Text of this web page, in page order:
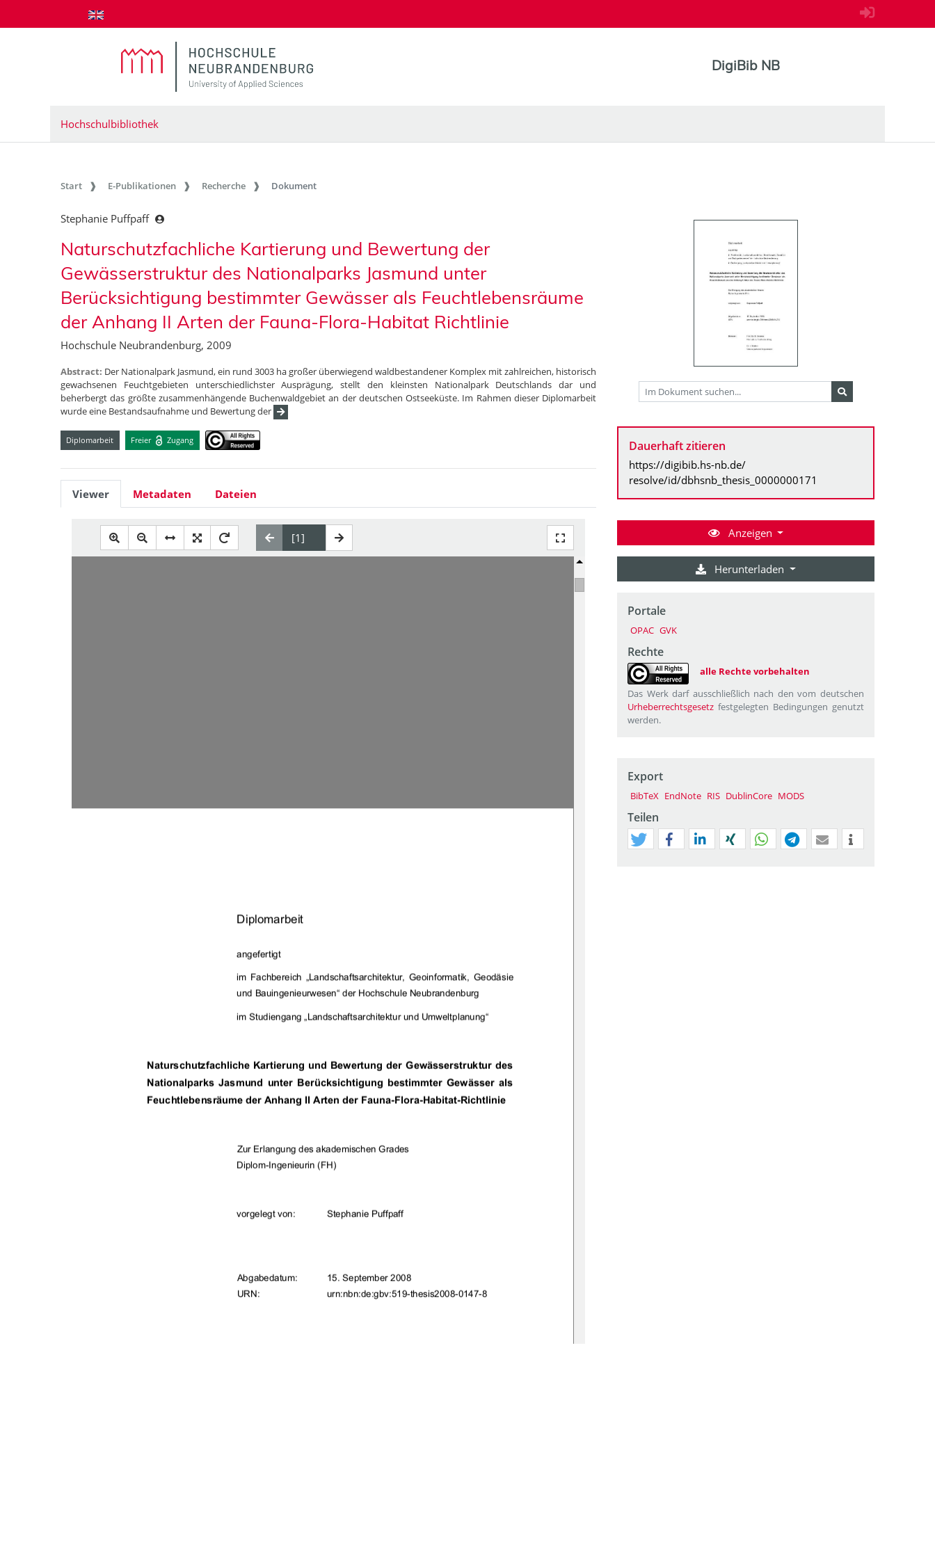
zum Inhalt springen
DigiBib NB
Hochschulbibliothek
Start E-Publikationen Recherche Dokument
Stephanie Puffpaff
Naturschutzfachliche Kartierung und Bewertung der
Gewässerstruktur des Nationalparks Jasmund unter
Berücksichtigung bestimmter Gewässer als Feuchtlebensräume
der Anhang II Arten der Fauna-Flora-Habitat Richtlinie
Hochschule Neubrandenburg, 2009
Abstract: Der Nationalpark Jasmund, ein rund 3003 ha großer überwiegend waldbestandener Komplex mit zahlreichen, historisch
gewachsenen Feuchtgebieten unterschiedlichster Ausprägung, stellt den kleinsten Nationalpark Deutschlands dar und
beherbergt das größte zusammenhängende Buchenwaldgebiet an der deutschen Ostseeküste. Im Rahmen dieser Diplomarbeit
wurde eine Bestandsaufnahme und Bewertung der
Diplomarbeit Freier Zugang
Viewer Metadaten Dateien
Diplomarbeit
angefertigt
im  Fachbereich  „Landschaftsarchitektur,  Geoinformatik,  Geodäsie
und Bauingenieurwesen“ der Hochschule Neubrandenburg
im Studiengang „Landschaftsarchitektur und Umweltplanung“
Naturschutzfachliche Kartierung und Bewertung der Gewässerstruktur des
Nationalparks  Jasmund  unter  Berücksichtigung  bestimmter  Gewässer  als
Feuchtlebensräume der Anhang II Arten der Fauna-Flora-Habitat-Richtlinie
Zur Erlangung des akademischen Grades
Diplom-Ingenieurin (FH)
vorgelegt von: Stephanie Puffpaff
Abgabedatum: 15. September 2008
                                    URN:                                    urn:nbn:de:gbv:519-thesis2008-0147-8
Dauerhaft zitieren
https://digibib.hs-nb.de/
resolve/id/dbhsnb_thesis_0000000171
Anzeigen
Herunterladen
Portale
OPAC GVK
Rechte
alle Rechte vorbehalten
Das Werk darf ausschließlich nach den vom deutschen
Urheberrechtsgesetz festgelegten Bedingungen genutzt
werden.
Export
BibTeX EndNote RIS DublinCore MODS
Teilen